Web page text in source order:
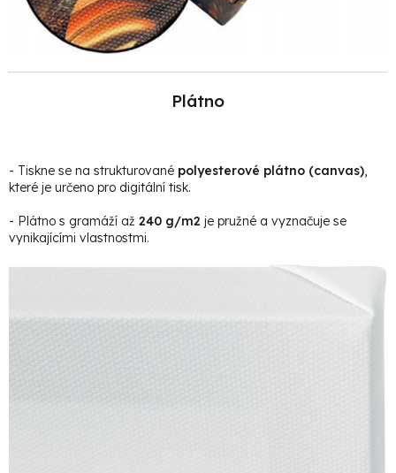
Plátno
- Tiskne se na strukturované polyesterové plátno (canvas),
které je určeno pro digitální tisk.
- Plátno s gramáží až 240 g/m2 je pružné a vyznačuje se
vynikajícími vlastnostmi.